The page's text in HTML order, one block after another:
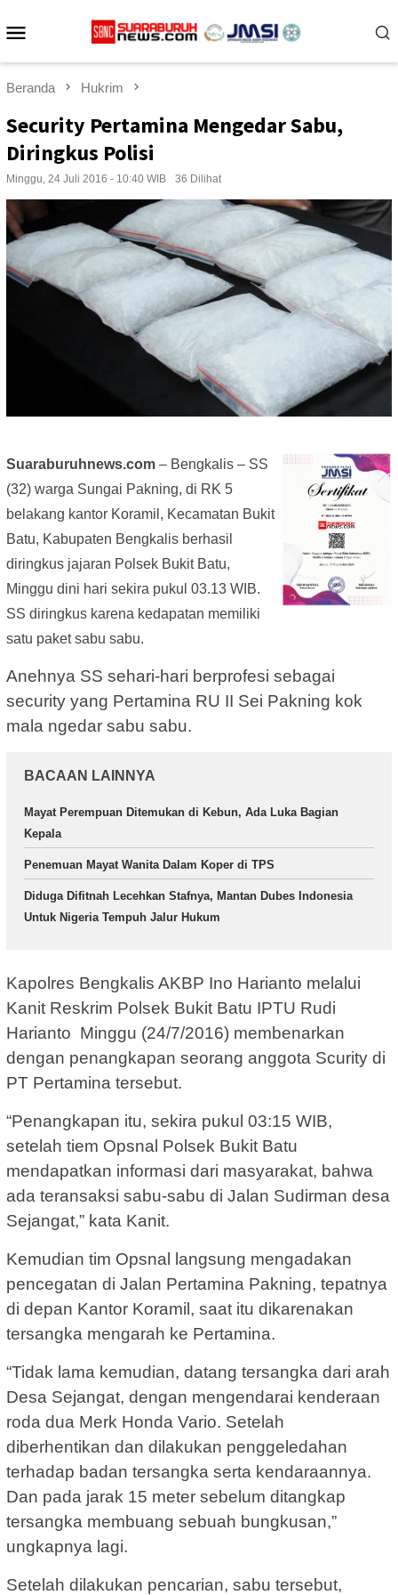
ke
Beranda Hukrim
Security Pertamina Mengedar Sabu,
Diringkus Polisi
Minggu, 24 Juli 2016 - 10:40 WIB 36 Dilihat
Suaraburuhnews.com – Bengkalis – SS
(32) warga Sungai Pakning, di RK 5
belakang kantor Koramil, Kecamatan Bukit
Batu, Kabupaten Bengkalis berhasil
diringkus jajaran Polsek Bukit Batu,
Minggu dini hari sekira pukul 03.13 WIB.
SS diringkus karena kedapatan memiliki
satu paket sabu sabu.
Anehnya SS sehari-hari berprofesi sebagai
security yang Pertamina RU II Sei Pakning kok
mala ngedar sabu sabu.
BACAAN LAINNYA
Mayat Perempuan Ditemukan di Kebun, Ada Luka Bagian
Kepala
Penemuan Mayat Wanita Dalam Koper di TPS
Diduga Difitnah Lecehkan Stafnya, Mantan Dubes Indonesia
Untuk Nigeria Tempuh Jalur Hukum
Kapolres Bengkalis AKBP Ino Harianto melalui
Kanit Reskrim Polsek Bukit Batu IPTU Rudi
Harianto Minggu (24/7/2016) membenarkan
dengan penangkapan seorang anggota Scurity di
PT Pertamina tersebut.
“Penangkapan itu, sekira pukul 03:15 WIB,
setelah tiem Opsnal Polsek Bukit Batu
mendapatkan informasi dari masyarakat, bahwa
ada teransaksi sabu-sabu di Jalan Sudirman desa
Sejangat,” kata Kanit.
Kemudian tim Opsnal langsung mengadakan
pencegatan di Jalan Pertamina Pakning, tepatnya
di depan Kantor Koramil, saat itu dikarenakan
tersangka mengarah ke Pertamina.
“Tidak lama kemudian, datang tersangka dari arah
Desa Sejangat, dengan mengendarai kenderaan
roda dua Merk Honda Vario. Setelah
diberhentikan dan dilakukan penggeledahan
terhadap badan tersangka serta kendaraannya.
Dan pada jarak 15 meter sebelum ditangkap
tersangka membuang sebuah bungkusan,”
ungkapnya lagi.
Setelah dilakukan pencarian, sabu tersebut,